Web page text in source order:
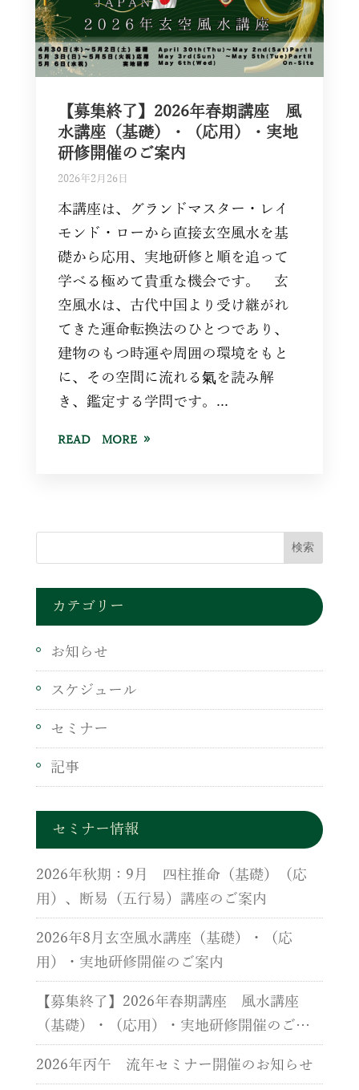
【募集終了】2026年春期講座 風
水講座（基礎）・（応用）・実地
研修開催のご案内
2026年2月26日
本講座は、グランドマスター・レイ
モンド・ローから直接玄空風水を基
礎から応用、実地研修と順を追って
学べる極めて貴重な機会です。 玄
空風水は、古代中国より受け継がれ
てきた運命転換法のひとつであり、
建物のもつ時運や周囲の環境をもと
に、その空間に流れる氣を読み解
き、鑑定する学問です。...
READ MORE
カテゴリー
お知らせ
スケジュール
セミナー
記事
セミナー情報
2026年秋期：9月 四柱推命（基礎）（応
用）、断易（五行易）講座のご案内
2026年8月玄空風水講座（基礎）・（応
用）・実地研修開催のご案内
【募集終了】2026年春期講座 風水講座
（基礎）・（応用）・実地研修開催のご案
内
2026年丙午 流年セミナー開催のお知らせ